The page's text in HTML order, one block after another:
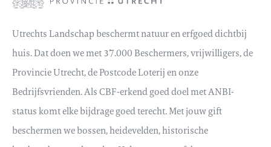
Utrechts Landschap beschermt natuur en erfgoed dichtbij
huis. Dat doen we met 37.000 Beschermers, vrijwilligers, de
Provincie Utrecht, de Postcode Loterij en onze
Bedrijfsvrienden. Als CBF-erkend goed doel met ANBI-
status komt elke bijdrage goed terecht. Met jouw gift
beschermen we bossen, heidevelden, historische